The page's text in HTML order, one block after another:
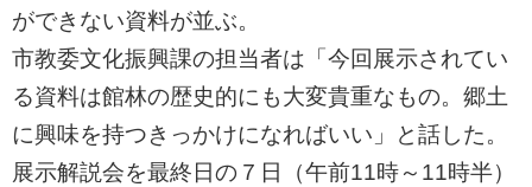
ができない資料が並ぶ。
市教委文化振興課の担当者は「今回展示されてい
る資料は館林の歴史的にも大変貴重なもの。郷土
に興味を持つきっかけになればいい」と話した。
展示解説会を最終日の７日（午前11時～11時半）